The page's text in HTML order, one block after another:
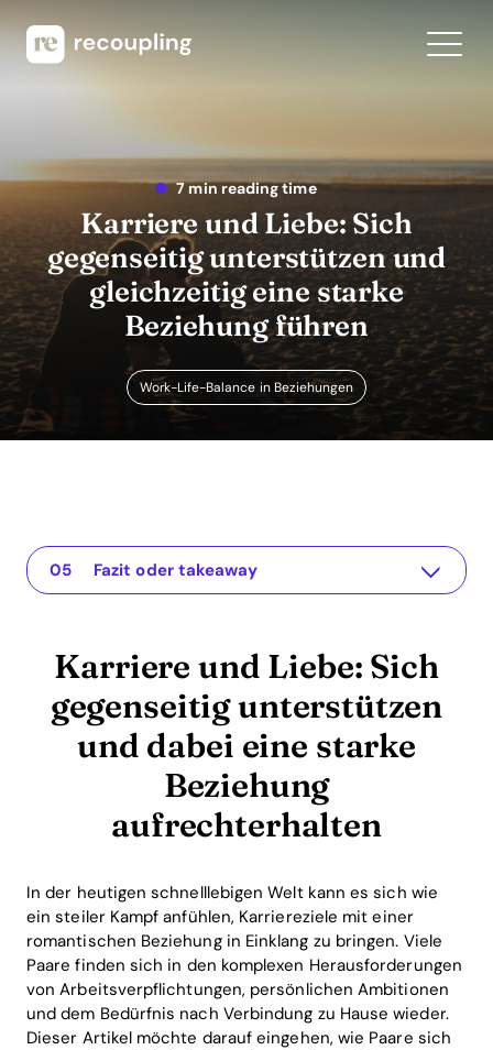
7 min reading time
Karriere und Liebe: Sich
gegenseitig unterstützen und
gleichzeitig eine starke
Beziehung führen
Work-Life-Balance in Beziehungen
Karriere und Liebe: Sich gegenseitig unterstützen und dabei eine starke Beziehung aufrechterhalten
The app for your relationship
Das Problem verstehen
Praktische Lösungen oder Einsichten
Fazit oder takeaway
Karriere und Liebe: Sich
gegenseitig unterstützen
und dabei eine starke
Beziehung
aufrechterhalten
In der heutigen schnelllebigen Welt kann es sich wie
ein steiler Kampf anfühlen, Karriereziele mit einer
romantischen Beziehung in Einklang zu bringen. Viele
Paare finden sich in den komplexen Herausforderungen
von Arbeitsverpflichtungen, persönlichen Ambitionen
und dem Bedürfnis nach Verbindung zu Hause wieder.
Dieser Artikel möchte darauf eingehen, wie Paare sich